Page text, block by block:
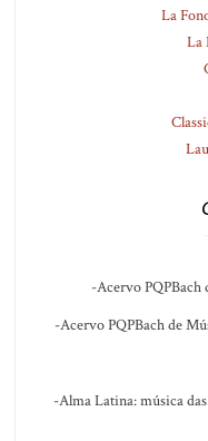
La
La
-Acervo PQPBach
-Acervo PQPBach de
-Alma Latina: música